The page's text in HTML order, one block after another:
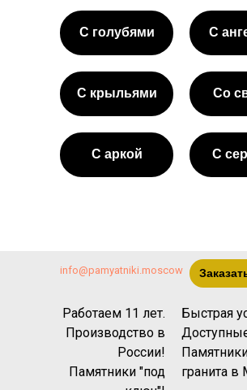
С
С голубями
Со
С
С аркой
С крыльями
Работаем 11 лет.
Производство в
России!
Памятники "под
info@pamyatniki.moscow
Быстрая
гранита в